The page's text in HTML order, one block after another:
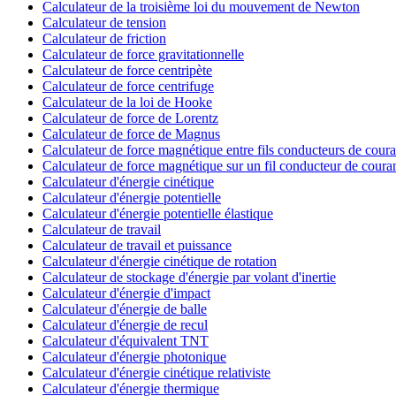
Calculateur de la troisième loi du mouvement de Newton
Calculateur de tension
Calculateur de friction
Calculateur de force gravitationnelle
Calculateur de force centripète
Calculateur de force centrifuge
Calculateur de la loi de Hooke
Calculateur de force de Lorentz
Calculateur de force de Magnus
Calculateur de force magnétique entre fils conducteurs de
Calculateur de force magnétique sur un fil conducteur de
Calculateur d'énergie cinétique
Calculateur d'énergie potentielle
Calculateur d'énergie potentielle élastique
Calculateur de travail
Calculateur de travail et puissance
Calculateur d'énergie cinétique de rotation
Calculateur de stockage d'énergie par volant d'inertie
Calculateur d'énergie d'impact
Calculateur d'énergie de balle
Calculateur d'énergie de recul
Calculateur d'équivalent TNT
Calculateur d'énergie photonique
Calculateur d'énergie cinétique relativiste
Calculateur d'énergie thermique